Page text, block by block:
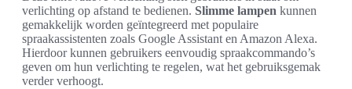
verlichting op afstand te bedienen. Slimme lampen kunnen
gemakkelijk worden geïntegreerd met populaire
spraakassistenten zoals Google Assistant en Amazon Alexa.
Hierdoor kunnen gebruikers eenvoudig spraakcommando’s
geven om hun verlichting te regelen, wat het gebruiksgemak
verder verhoogt.